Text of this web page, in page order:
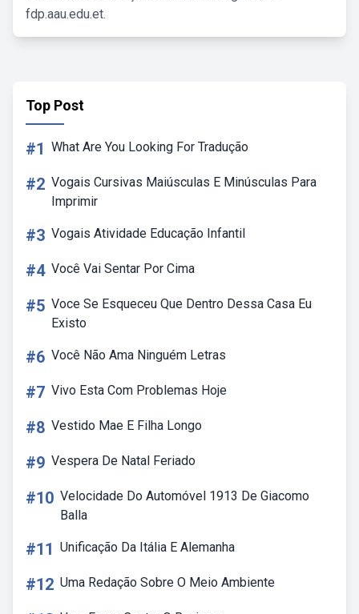
fdp.aau.edu.et.
Top Post
#1 What Are You Looking For Tradução
#2 Vogais Cursivas Maiúsculas E Minúsculas Para
Imprimir
#3 Vogais Atividade Educação Infantil
#4 Você Vai Sentar Por Cima
#5 Voce Se Esqueceu Que Dentro Dessa Casa Eu
Existo
#6 Você Não Ama Ninguém Letras
#7 Vivo Esta Com Problemas Hoje
#8 Vestido Mae E Filha Longo
#9 Vespera De Natal Feriado
#10 Velocidade Do Automóvel 1913 De Giacomo
Balla
#11 Unificação Da Itália E Alemanha
#12 Uma Redação Sobre O Meio Ambiente